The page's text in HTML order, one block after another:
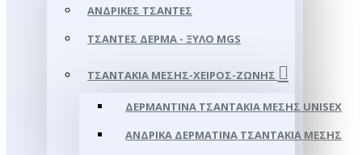
ΑΝΔΡΙΚΈΣ ΤΣΆΝΤΕΣ
ΤΣΆΝΤΕΣ ΔΈΡΜΑ - ΞΎΛΟ MGS
ΤΣΑΝΤΆΚΙΑ ΜΈΣΗΣ-ΧΕΙΡΌΣ-ΖΏΝΗΣ
ΔΕΡΜΆΝΤΙΝΑ ΤΣΑΝΤΆΚΙΑ ΜΈΣΗΣ UNISEX
ΑΝΔΡΙΚΆ ΔΕΡΜΆΤΙΝΑ ΤΣΑΝΤΆΚΙΑ ΜΈΣΗΣ